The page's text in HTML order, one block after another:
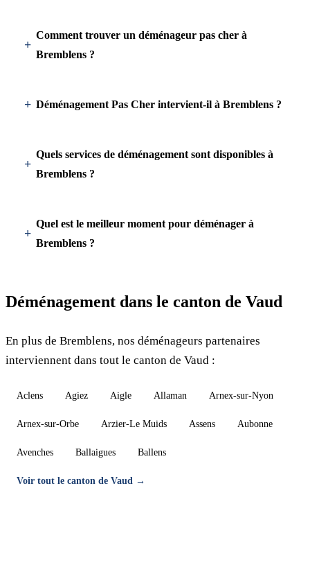
Comment trouver un déménageur pas cher à
Bremblens ?
Déménagement Pas Cher intervient-il à Bremblens ?
Quels services de déménagement sont disponibles à
Bremblens ?
Quel est le meilleur moment pour déménager à
Bremblens ?
Déménagement dans le canton de Vaud
En plus de Bremblens, nos déménageurs partenaires
interviennent dans tout le canton de Vaud :
Aclens Agiez Aigle Allaman Arnex-sur-Nyon
Arnex-sur-Orbe Arzier-Le Muids Assens Aubonne
Avenches Ballaigues Ballens
Voir tout le canton de Vaud →